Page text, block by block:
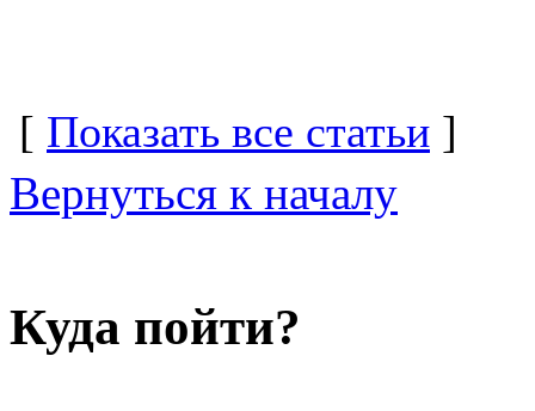
[ Показать все статьи ]
Вернуться к началу
Куда пойти?